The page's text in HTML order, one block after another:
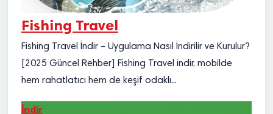
Fishing Travel
Fishing Travel İndir – Uygulama Nasıl İndirilir ve Kurulur?
[2025 Güncel Rehber] Fishing Travel indir, mobilde
hem rahatlatıcı hem de keşif odaklı...
İndir